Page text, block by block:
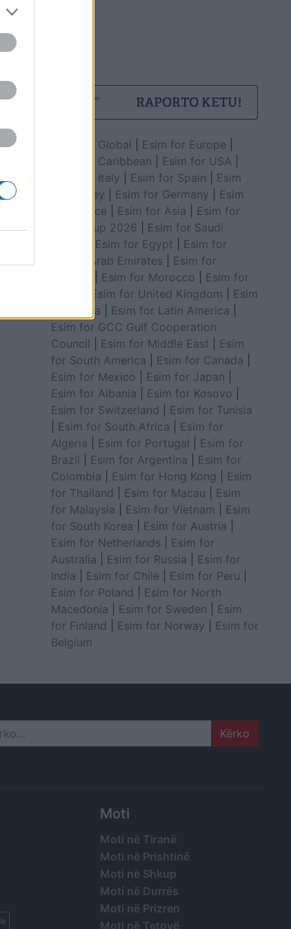
Esim for Global Esim for Europe
Esim for Caribbean
Esim for USA
Esim for Italy
Esim for Spain
Esim
for Turkey
Esim for Germany
Esim
for Greece
Esim for Asia
Esim for
World Cup 2026
Esim for Saudi
Esim for Egypt
Esim for
United Arab Emirates
Esim for
Esim for Morocco
Esim for
Esim for United Kingdom
Esim
for Africa
Esim for Latin America
Esim for GCC Gulf Cooperation
Council
Esim for Middle East
Esim
for South America
Esim for Canada
Esim for Mexico
Esim for Japan
Esim for Albania
Esim for Kosovo
Esim for Switzerland
Esim for Tunisia
Esim for South Africa
Esim for
Algeria
Esim for Portugal
Esim for
Brazil
Esim for Argentina
Esim for
Colombia
Esim for Hong Kong
Esim
for Thailand
Esim for Macau
Esim
for Malaysia
Esim for Vietnam
Esim
for South Korea
Esim for Austria
Esim for Netherlands
Esim for
Australia
Esim for Russia
Esim for
India
Esim for Chile Esim for Peru
Esim for Poland
Esim for North
Macedonia
Esim for Sweden
Esim
for Finland
Esim for Norway
Esim for
Belgium
Moti
Moti në Tiranë
Moti në Prishtinë
Moti në Shkup
Moti në Durrës
Moti në Prizren
Moti në Tetovë